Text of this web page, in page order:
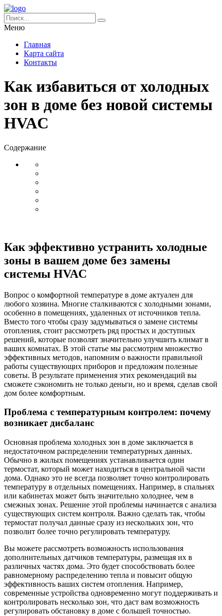
Меню
Главная
Карта сайта
Контакты
Как избавиться от холодных
зон в доме без новой системы
HVAC
Содержание
Как эффективно устранить холодные
зоны в вашем доме без замены
системы HVAC
Вопрос о комфортной температуре в доме актуален для
любого хозяина. Многие сталкиваются с холодными зонами,
особенно в помещениях, удаленных от источников тепла.
Вместо того чтобы сразу задумываться о замене системы
отопления, стоит рассмотреть ряд простых и доступных
решений, которые позволят значительно улучшить климат в
ваших комнатах. В этой статье мы рассмотрим множество
эффективных методов, напомним о важности правильной
работы существующих приборов и предложим полезные
советы. В результате применения этих рекомендаций вы
сможете сэкономить не только деньги, но и время, сделав свой
дом более комфортным.
Проблема с температурным контролем: почему
возникает дисбаланс
Основная проблема холодных зон в доме заключается в
недостаточном распределении температурных данных.
Обычно в жилых помещениях устанавливается один
термостат, который может находиться в центральной части
дома. Однако это не всегда позволяет точно контролировать
температуру в отдельных помещениях. Например, в спальнях
или кабинетах может быть значительно холоднее, чем в
смежных зонах. Решение этой проблемы начинается с анализа
существующих систем контроля. Важно сделать так, чтобы
термостат получал данные сразу из нескольких зон, что
позволит более точно регулировать температуру.
Вы можете рассмотреть возможность использования
дополнительных датчиков температуры, размещая их в
различных частях дома. Это будет способствовать более
равномерному распределению тепла и повысит общую
эффективность ваших систем отопления. Например,
современные устройства одновременно могут поддерживать и
контролировать несколько зон, что даст вам возможность
регулировать обстановку в доме с большей точностью.